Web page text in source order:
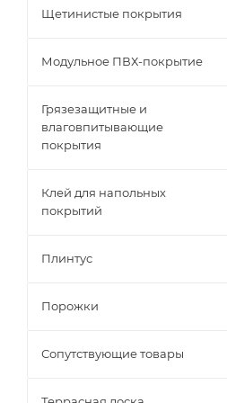
Щетинистые покрытия
Модульное ПВХ-покрытие
Грязезащитные и
влаговпитывающие
покрытия
Клей для напольных
покрытий
Плинтус
Порожки
Сопутствующие товары